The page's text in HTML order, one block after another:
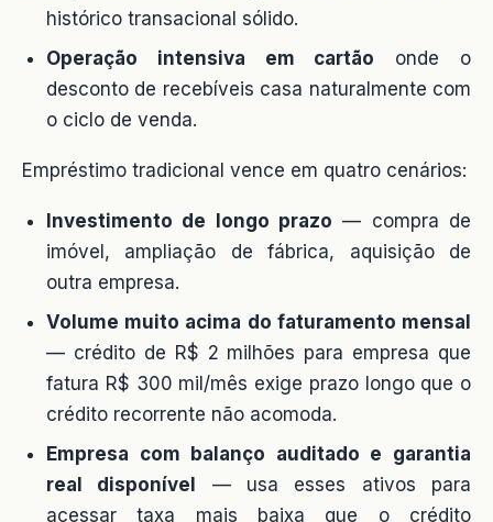
histórico transacional sólido.
Operação intensiva em cartão onde o
desconto de recebíveis casa naturalmente com
o ciclo de venda.
Empréstimo tradicional vence em quatro cenários:
Investimento de longo prazo — compra de
imóvel, ampliação de fábrica, aquisição de
outra empresa.
Volume muito acima do faturamento mensal
— crédito de R$ 2 milhões para empresa que
fatura R$ 300 mil/mês exige prazo longo que o
crédito recorrente não acomoda.
Empresa com balanço auditado e garantia
real disponível — usa esses ativos para
acessar taxa mais baixa que o crédito